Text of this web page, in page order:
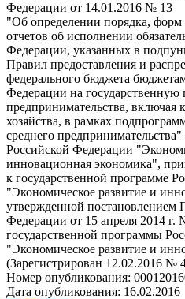
Федерации от 14.01.2016 № 13
"Об определении порядка, форм
отчетов об исполнении
Федерации, указанных в
Правил предоставления и
федерального бюджета
Федерации на государственную
предпринимательства, включая
хозяйства, в рамках
среднего
Российской Федерации
инновационная экономика",
к государственной программе
"Экономическое развитие и
утвержденной постановлением
Федерации от 15 апреля 2014
государственной программы
"Экономическое развитие и
(Зарегистрирован 12.02.2016 №
Номер опубликования:
Дата опубликования: 16.02.2016